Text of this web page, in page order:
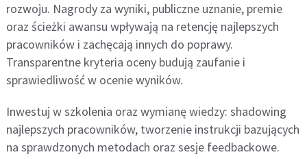
rozwoju. Nagrody za wyniki, publiczne uznanie, premie
oraz ścieżki awansu wpływają na retencję najlepszych
pracowników i zachęcają innych do poprawy.
Transparentne kryteria oceny budują zaufanie i
sprawiedliwość w ocenie wyników.
Inwestuj w szkolenia oraz wymianę wiedzy: shadowing
najlepszych pracowników, tworzenie instrukcji bazujących
na sprawdzonych metodach oraz sesje feedbackowe.